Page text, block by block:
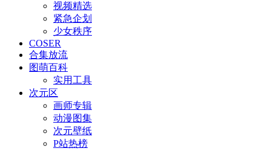
视频精选
紧急企划
少女秩序
COSER
合集放流
图萌百科
实用工具
次元区
画师专辑
动漫图集
次元壁纸
P站热榜